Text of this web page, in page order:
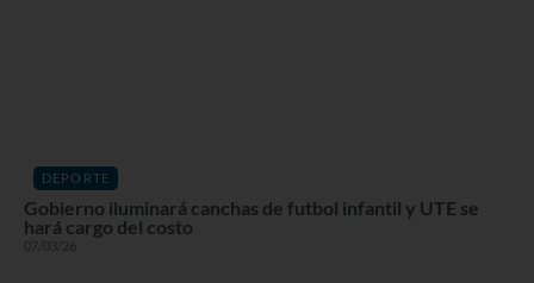
DEPORTE
Gobierno iluminará canchas de futbol infantil y UTE se
hará cargo del costo
07/03/26